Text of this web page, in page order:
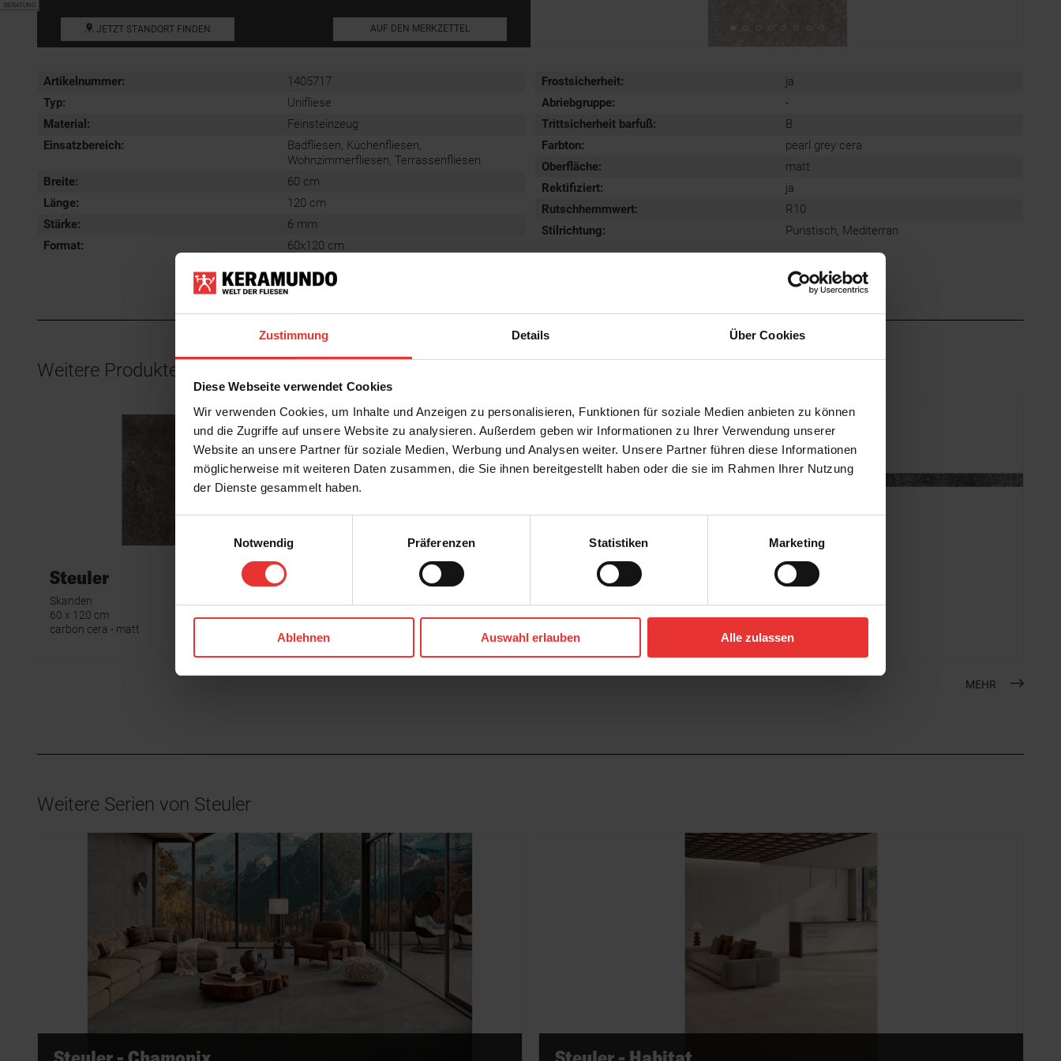
Zustimmung Details Über Cookies
Diese Webseite verwendet Cookies
Wir verwenden Cookies, um Inhalte und Anzeigen zu personalisieren, Funktionen für soziale Medien anbieten zu können
und die Zugriffe auf unsere Website zu analysieren. Außerdem geben wir Informationen zu Ihrer Verwendung unserer
Website an unsere Partner für soziale Medien, Werbung und Analysen weiter. Unsere Partner führen diese Informationen
möglicherweise mit weiteren Daten zusammen, die Sie ihnen bereitgestellt haben oder die sie im Rahmen Ihrer Nutzung
der Dienste gesammelt haben.
Notwendig
Präferenzen Statistiken Marketing
Ablehnen Auswahl erlauben Alle zulassen
JETZT STANDORT FINDEN AUF DEN MERKZETTEL
Artikelnummer:
1405717
Typ:
Unifliese
Material:
Feinsteinzeug
Einsatzbereich:
Badfliesen, Küchenfliesen,
Wohnzimmerfliesen, Terrassenfliesen
Breite:
60 cm
Länge:
120 cm
Stärke:
6 mm
Format: 60x120 cm
Frostsicherheit:
ja
Abriebgruppe:
-
Trittsicherheit barfuß:
B
Farbton:
pearl grey cera
Oberfläche:
matt
Rektifiziert:
ja
Rutschhemmwert:
R10
Stilrichtung: Puristisch, Mediterran
Weitere Produkte aus der Serie
Steuler
Skanden
60 x 120 cm
carbon cera - matt
7 x 120 cm
Steuler
60 x 120 cm
Steuler
7 x 120 cm
MEHR
Weitere Serien von Steuler
BERATUNG